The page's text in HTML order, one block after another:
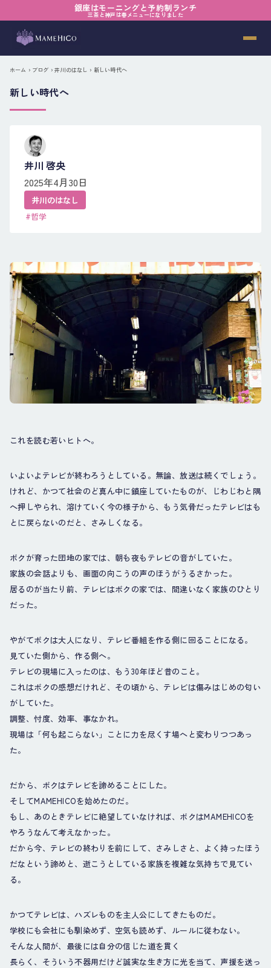
銀座はモーニングと予約制ランチ
三茶と神戸は春メニューになりました
ホーム › ブログ ›井川のはなし › 新しい時代へ
新しい時代へ
井川 啓央
2025年4月30日
井川のはなし
#哲学
これを読む若いヒトへ。
いよいよテレビが終わろうとしている。無論、放送は続くでしょう。
けれど、かつて社会のど真ん中に鎮座していたものが、じわじわと隅
へ押しやられ、溶けていく今の様子から、もう気骨だったテレビはも
とに戻らないのだと、さみしくなる。
ボクが育った団地の家では、朝も夜もテレビの音がしていた。
家族の会話よりも、画面の向こうの声のほうがうるさかった。
居るのが当たり前、テレビはボクの家では、間違いなく家族のひとり
だった。
やがてボクは大人になり、テレビ番組を作る側に回ることになる。
見ていた側から、作る側へ。
テレビの現場に入ったのは、もう30年ほど昔のこと。
これはボクの感想だけれど、その頃から、テレビは傷みはじめの匂い
がしていた。
調整、忖度、効率、事なかれ。
現場は「何も起こらない」ことに力を尽くす場へと変わりつつあっ
た。
だから、ボクはテレビを諦めることにした。
そしてMAMEHICOを始めたのだ。
もし、あのときテレビに絶望していなければ、ボクはMAMEHICOを
やろうなんて考えなかった。
だから今、テレビの終わりを前にして、さみしさと、よく持ったほう
だなという諦めと、逝こうとしている家族を複雑な気持ちで見てい
る。
かつてテレビは、ハズレものを主人公にしてきたものだ。
学校にも会社にも馴染めず、空気も読めず、ルールに従わない。
そんな人間が、最後には自分の信じた道を貫く
長らく、そういう不器用だけど誠実な生き方に光を当て、声援を送っ